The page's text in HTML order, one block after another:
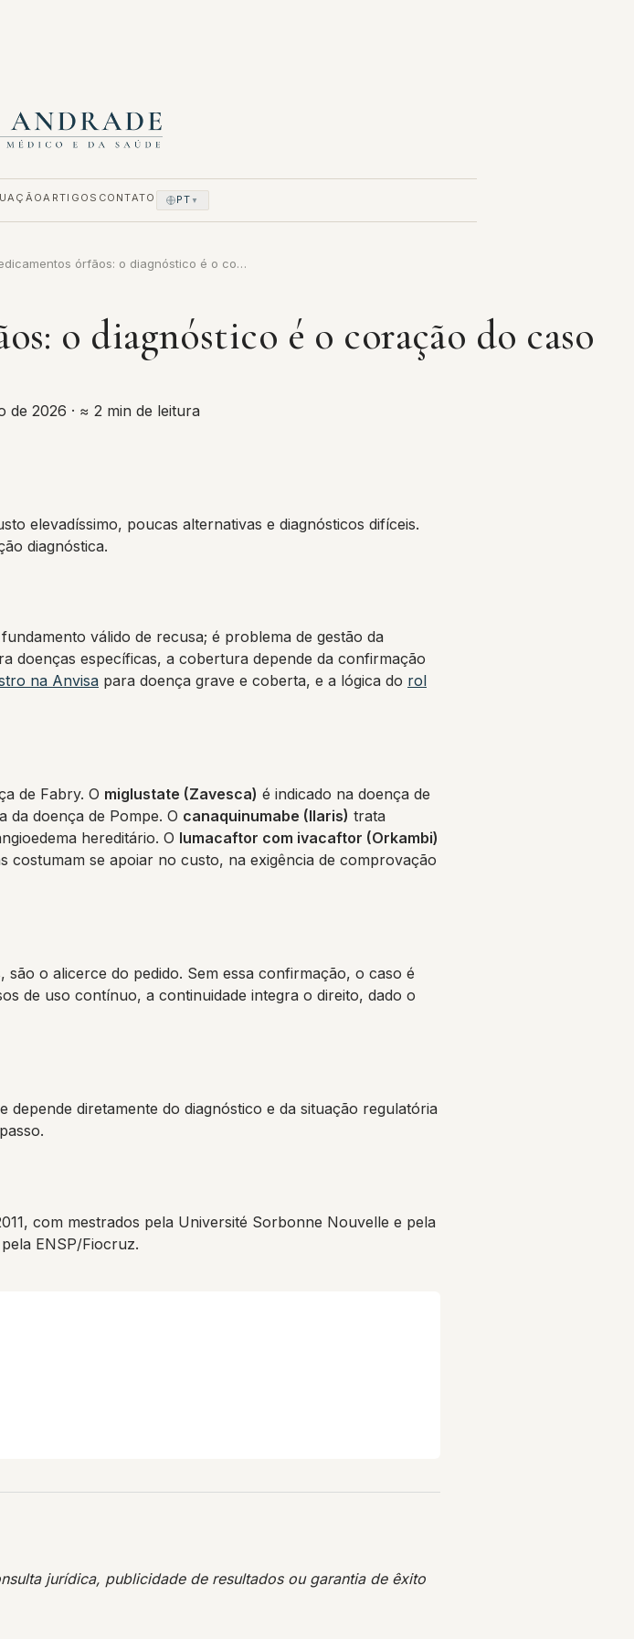
ARTIGOS CONTATO PT ▼
órfãos: o diagnóstico é o co…
o diagnóstico é o coração do caso
de 2026 · ≈ 2 min de leitura
elevadíssimo, poucas alternativas e diagnósticos difíceis.
diagnóstica.
válido de recusa; é problema de gestão da
doenças específicas, a cobertura depende da confirmação
na Anvisa para doença grave e coberta, e a lógica do rol
de Fabry. O miglustate (Zavesca) é indicado na doença de
da doença de Pompe. O canaquinumabe (Ilaris) trata
hereditário. O lumacaftor com ivacaftor (Orkambi)
costumam se apoiar no custo, na exigência de comprovação
o alicerce do pedido. Sem essa confirmação, o caso é
de uso contínuo, a continuidade integra o direito, dado o
diretamente do diagnóstico e da situação regulatória
com mestrados pela Université Sorbonne Nouvelle e pela
ENSP/Fiocruz.
jurídica, publicidade de resultados ou garantia de êxito